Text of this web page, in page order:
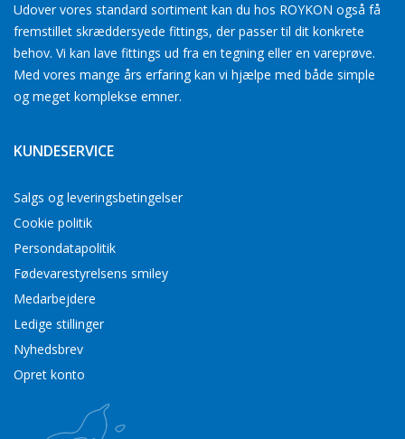
Udover vores standard sortiment kan du hos ROYKON også få
fremstillet skræddersyede fittings, der passer til dit konkrete
behov. Vi kan lave fittings ud fra en tegning eller en vareprøve.
Med vores mange års erfaring kan vi hjælpe med både simple
og meget komplekse emner.
KUNDESERVICE
Salgs og leveringsbetingelser
Cookie politik
Persondatapolitik
Fødevarestyrelsens smiley
Medarbejdere
Ledige stillinger
Nyhedsbrev
Opret konto